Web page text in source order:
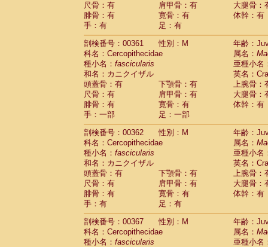
尺骨：有
肩甲骨：有
大腿骨：
腓骨：有
寛骨：有
体幹：有
手：有
足：有
剖検番号：00361
性別：M
年齢：
科名：Cercopithecidae
属名：
種小名： fascicularis
亜種小名
和名：カニクイザル
英名：
頭蓋骨：有
下顎骨：有
上腕骨：
尺骨：有
肩甲骨：有
大腿骨：
腓骨：有
寛骨：有
体幹：有
手：一部
足：一部
剖検番号：00362
性別：M
年齢：
科名：Cercopithecidae
属名：
種小名： fascicularis
亜種小名
和名：カニクイザル
英名：
頭蓋骨：有
下顎骨：有
上腕骨：
尺骨：有
肩甲骨：有
大腿骨：
腓骨：有
寛骨：有
体幹：有
手：有
足：有
剖検番号：00367
性別：M
年齢：
科名：Cercopithecidae
属名：
種小名： fascicularis
亜種小名